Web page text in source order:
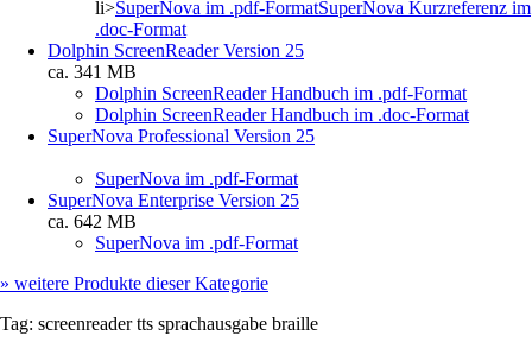
li>SuperNova im .pdf-FormatSuperNova Kurzreferenz im
.doc-Format
Dolphin ScreenReader Version 25
ca. 341 MB
Dolphin ScreenReader Handbuch im .pdf-Format
Dolphin ScreenReader Handbuch im .doc-Format
SuperNova Professional Version 25
SuperNova im .pdf-Format
SuperNova Enterprise Version 25
ca. 642 MB
SuperNova im .pdf-Format
» weitere Produkte dieser Kategorie
Tag: screenreadertts sprachausgabe braille